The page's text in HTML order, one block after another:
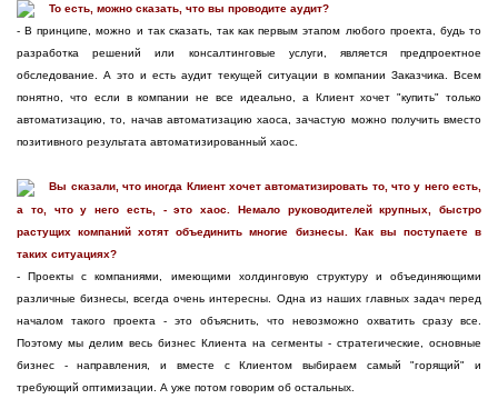
То есть, можно сказать, что вы проводите аудит?
- В принципе, можно и так сказать, так как первым этапом любого проекта, будь то
разработка решений или консалтинговые услуги, является предпроектное
обследование. А это и есть аудит текущей ситуации в компании Заказчика. Всем
понятно, что если в компании не все идеально, а Клиент хочет "купить" только
автоматизацию, то, начав автоматизацию хаоса, зачастую можно получить вместо
позитивного результата автоматизированный хаос.
Вы сказали, что иногда Клиент хочет автоматизировать то, что у него есть,
а то, что у него есть, - это хаос. Немало руководителей крупных, быстро
растущих компаний хотят объединить многие бизнесы. Как вы поступаете в
таких ситуациях?
- Проекты с компаниями, имеющими холдинговую структуру и объединяющими
различные бизнесы, всегда очень интересны. Одна из наших главных задач перед
началом такого проекта - это объяснить, что невозможно охватить сразу все.
Поэтому мы делим весь бизнес Клиента на сегменты - стратегические, основные
бизнес - направления, и вместе с Клиентом выбираем самый "горящий" и
требующий оптимизации. А уже потом говорим об остальных.